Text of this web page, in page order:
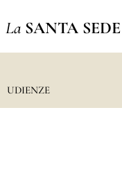
La SANTA SEDE
UDIENZE